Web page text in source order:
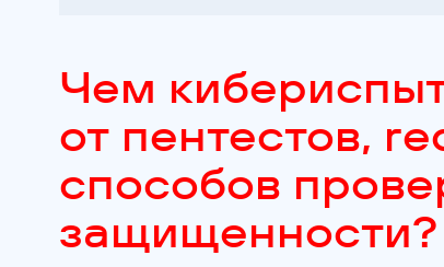
Чем
от пентестов,
способов
защищенности?